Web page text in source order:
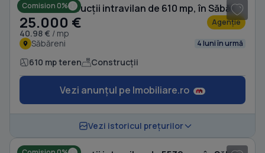
Comision 0% Teren Construcții intravilan de 610 mp, în Săbăreni
25.000 €
40.98 € / mp
Agenție
Săbăreni 4 luni în urmă
610 mp teren Construcții
Vezi anunțul pe Imobiliare.ro
Vezi istoricul prețurilor